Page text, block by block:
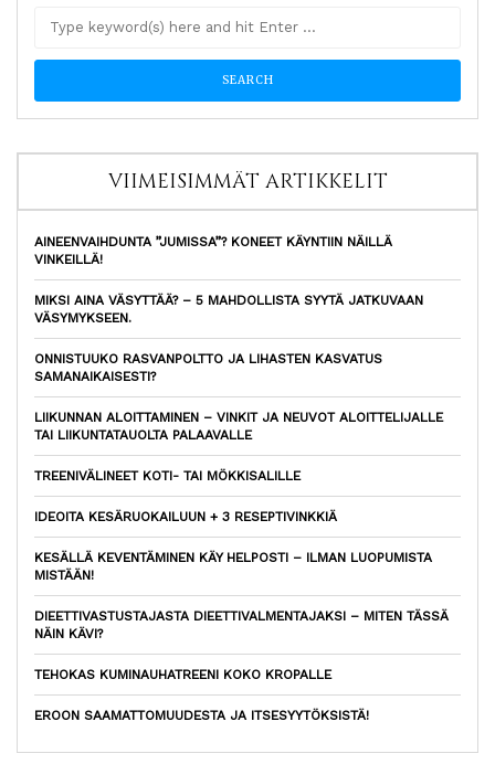
VIIMEISIMMÄT ARTIKKELIT
AINEENVAIHDUNTA ”JUMISSA”? KONEET KÄYNTIIN NÄILLÄ
VINKEILLÄ!
MIKSI AINA VÄSYTTÄÄ? – 5 MAHDOLLISTA SYYTÄ JATKUVAAN
VÄSYMYKSEEN.
ONNISTUUKO RASVANPOLTTO JA LIHASTEN KASVATUS
SAMANAIKAISESTI?
LIIKUNNAN ALOITTAMINEN – VINKIT JA NEUVOT ALOITTELIJALLE
TAI LIIKUNTATAUOLTA PALAAVALLE
TREENIVÄLINEET KOTI- TAI MÖKKISALILLE
IDEOITA KESÄRUOKAILUUN + 3 RESEPTIVINKKIÄ
KESÄLLÄ KEVENTÄMINEN KÄY HELPOSTI – ILMAN LUOPUMISTA
MISTÄÄN!
DIEETTIVASTUSTAJASTA DIEETTIVALMENTAJAKSI – MITEN TÄSSÄ
NÄIN KÄVI?
TEHOKAS KUMINAUHATREENI KOKO KROPALLE
EROON SAAMATTOMUUDESTA JA ITSESYYTÖKSISTÄ!